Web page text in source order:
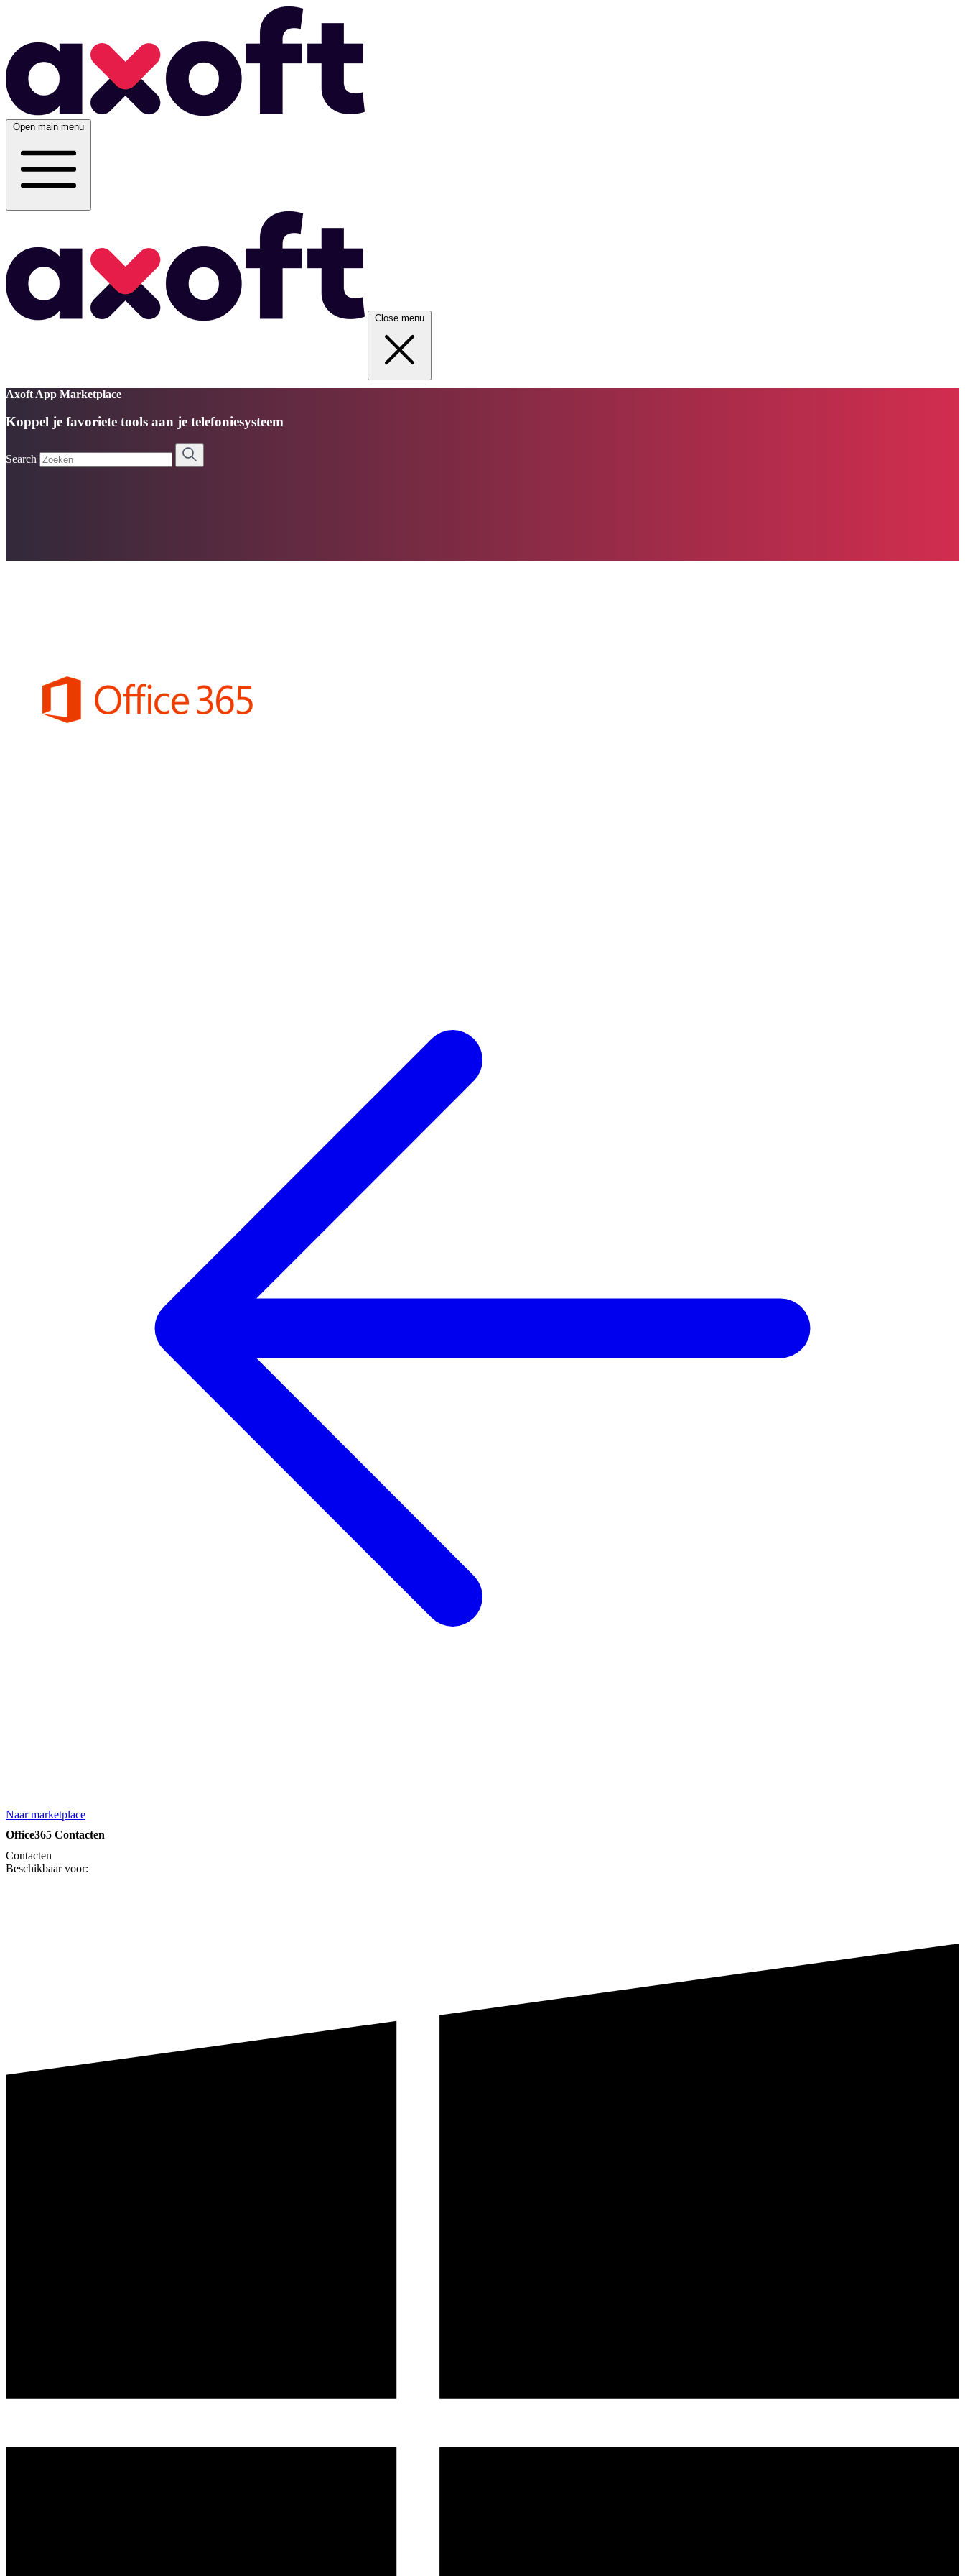
Open main menu
Close menu
Axoft App Marketplace
Koppel je favoriete tools aan je telefoniesysteem
Search
Naar marketplace
Office365 Contacten
Contacten
Beschikbaar voor: